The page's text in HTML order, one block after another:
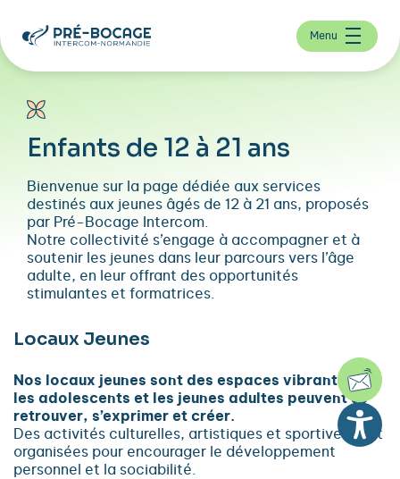
Menu
Enfants de 12 à 21 ans
Bienvenue sur la page dédiée aux services
destinés aux jeunes âgés de 12 à 21 ans, proposés
par Pré-Bocage Intercom.
Notre collectivité s’engage à accompagner et à
soutenir les jeunes dans leur parcours vers l’âge
adulte, en leur offrant des opportunités
stimulantes et formatrices.
Locaux Jeunes
Nos locaux jeunes sont des espaces vibrants où
les adolescents et les jeunes adultes peuvent se
retrouver, s’exprimer et créer.
Des activités culturelles, artistiques et sportives sont
organisées pour encourager le développement
personnel et la sociabilité.